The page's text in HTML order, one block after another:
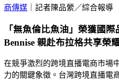
商傳媒 ｜記者陳品縈／綜合報導
「無魚倫比魚油」榮獲國
Bennise 親赴布拉格共享榮
在競爭激烈的跨境直播電商市場
力的關鍵象徵。台灣跨境直播電